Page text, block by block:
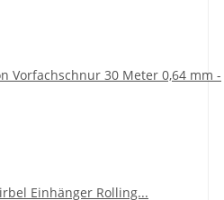
Vorfachschnur 30 Meter 0,64 mm -